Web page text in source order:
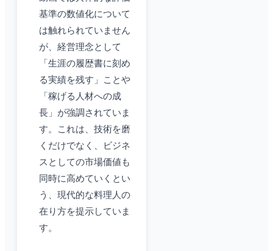
基準の数値化について
は触れられていません
が、経営理念として
「生涯の履歴書に刻め
る実績を残す」ことや
「稼げる人材への成
長」が強調されていま
す。これは、技術を磨
くだけでなく、ビジネ
スとしての市場価値も
同時に高めていくとい
う、現代的な料理人の
在り方を提示していま
す。